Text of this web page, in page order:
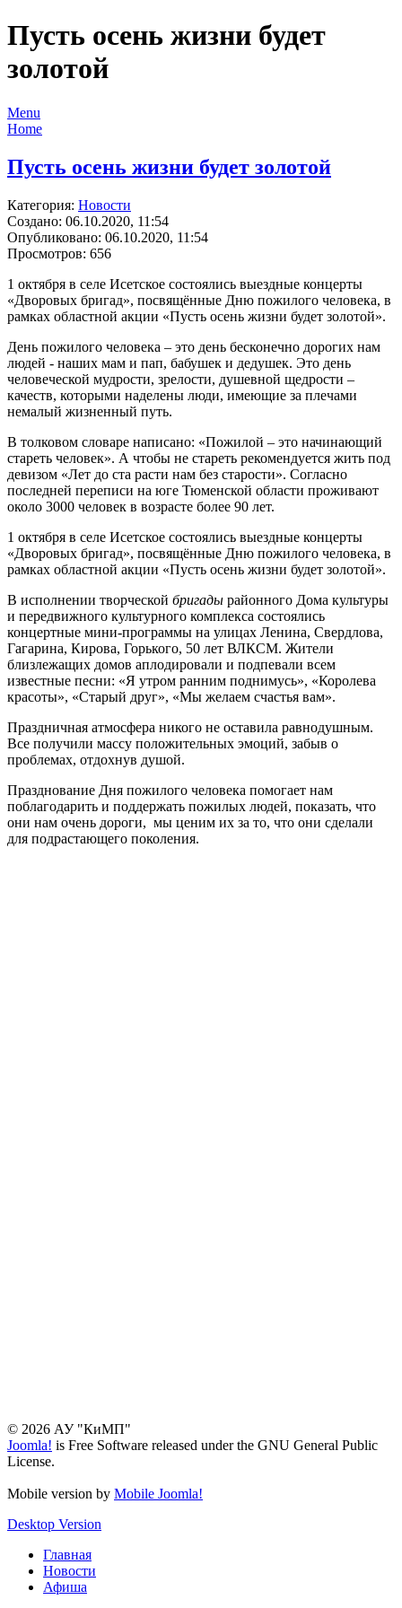
Пусть осень жизни будет
золотой
Menu
Home
Пусть осень жизни будет золотой
Категория: Новости
Создано: 06.10.2020, 11:54
Опубликовано: 06.10.2020, 11:54
Просмотров: 656
1 октября в селе Исетское состоялись выездные концерты
«Дворовых бригад», посвящённые Дню пожилого человека, в
рамках областной акции «Пусть осень жизни будет золотой».
День пожилого человека – это день бесконечно дорогих нам
людей - наших мам и пап, бабушек и дедушек. Это день
человеческой мудрости, зрелости, душевной щедрости –
качеств, которыми наделены люди, имеющие за плечами
немалый жизненный путь.
В толковом словаре написано: «Пожилой – это начинающий
стареть человек». А чтобы не стареть рекомендуется жить под
девизом «Лет до ста расти нам без старости». Согласно
последней переписи на юге Тюменской области проживают
около 3000 человек в возрасте более 90 лет.
1 октября в селе Исетское состоялись выездные концерты
«Дворовых бригад», посвящённые Дню пожилого человека, в
рамках областной акции «Пусть осень жизни будет золотой».
В исполнении творческой бригады районного Дома культуры
и передвижного культурного комплекса состоялись
концертные мини-программы на улицах Ленина, Свердлова,
Гагарина, Кирова, Горького, 50 лет ВЛКСМ. Жители
близлежащих домов аплодировали и подпевали всем
известные песни: «Я утром ранним поднимусь», «Королева
красоты», «Старый друг», «Мы желаем счастья вам».
Праздничная атмосфера никого не оставила равнодушным.
Все получили массу положительных эмоций, забыв о
проблемах, отдохнув душой.
Празднование Дня пожилого человека помогает нам
поблагодарить и поддержать пожилых людей, показать, что
они нам очень дороги, мы ценим их за то, что они сделали
для подрастающего поколения.
© 2026 АУ "КиМП"
Joomla! is Free Software released under the GNU General Public
License.
Mobile version by Mobile Joomla!
Desktop Version
Главная
Новости
Афиша